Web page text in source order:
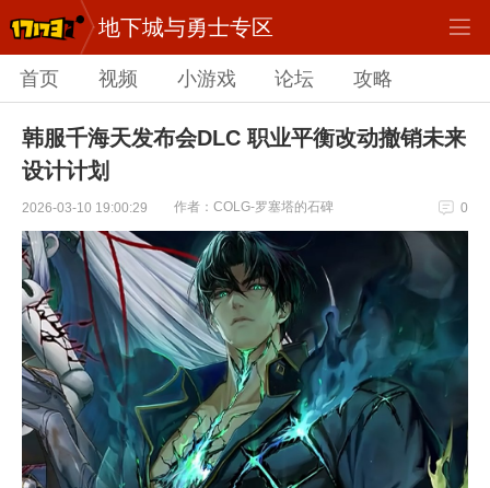
地下城与勇士专区
首页 视频 小游戏 论坛 攻略
韩服千海天发布会DLC 职业平衡改动撤销未来
设计计划
2026-03-10 19:00:29 作者：COLG-罗塞塔的石碑 0